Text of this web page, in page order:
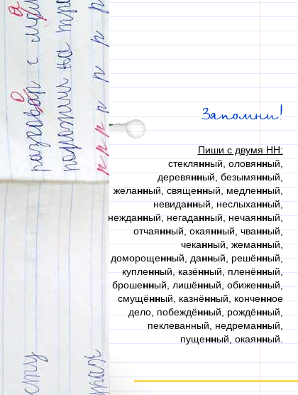
Запомни!
Пиши с двумя НН:
стеклянный, оловянный,
деревянный, безымянный,
желанный, священный, медленный,
невиданный, неслыханный,
нежданный, негаданный, нечаянный,
отчаянный, окаянный, чванный,
чеканный, жеманный,
доморощенный, данный, решённый,
купленный, казённый, пленённый,
брошенный, лишённый, обиженный,
смущённый, казнённый, конченное
дело, побеждённый, рождённый,
пеклеванный, недреманный,
пущенный, окаянный.